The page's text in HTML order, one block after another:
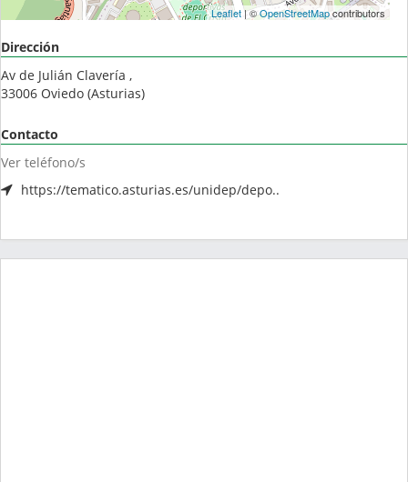
Leaflet| ©OpenStreetMapcontributors
Dirección
Av de Julián Clavería ,
33006 Oviedo (Asturias)
Contacto
Ver teléfono/s
https://tematico.asturias.es/unidep/depo..